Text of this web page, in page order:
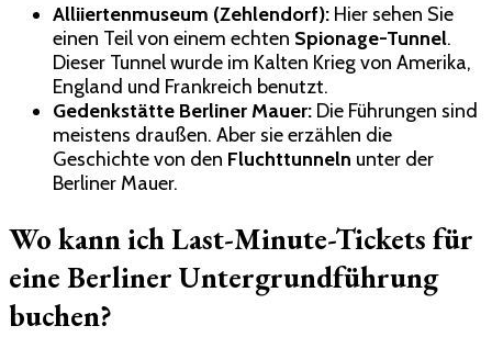
Alliiertenmuseum (Zehlendorf): Hier sehen Sie
einen Teil von einem echten Spionage-Tunnel.
Dieser Tunnel wurde im Kalten Krieg von Amerika,
England und Frankreich benutzt.
Gedenkstätte Berliner Mauer: Die Führungen sind
meistens draußen. Aber sie erzählen die
Geschichte von den Fluchttunneln unter der
Berliner Mauer.
Wo kann ich Last-Minute-Tickets für
eine Berliner Untergrundführung
buchen?